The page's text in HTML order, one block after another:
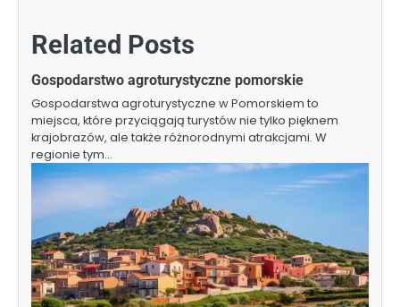
Related Posts
Gospodarstwo agroturystyczne pomorskie
Gospodarstwa agroturystyczne w Pomorskiem to
miejsca, które przyciągają turystów nie tylko pięknem
krajobrazów, ale także różnorodnymi atrakcjami. W
regionie tym…